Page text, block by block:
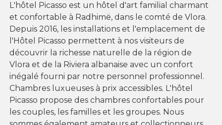
L'hôtel Picasso est un hôtel d'art familial charmant
et confortable à Radhimë, dans le comté de Vlora.
Depuis 2016, les installations et l'emplacement de
l'Hôtel Picasso permettent à nos visiteurs de
découvrir la richesse naturelle de la région de
Vlora et de la Riviera albanaise avec un confort
inégalé fourni par notre personnel professionnel.
Chambres luxueuses à prix accessibles. L'hôtel
Picasso propose des chambres confortables pour
les couples, les familles et les groupes. Nous